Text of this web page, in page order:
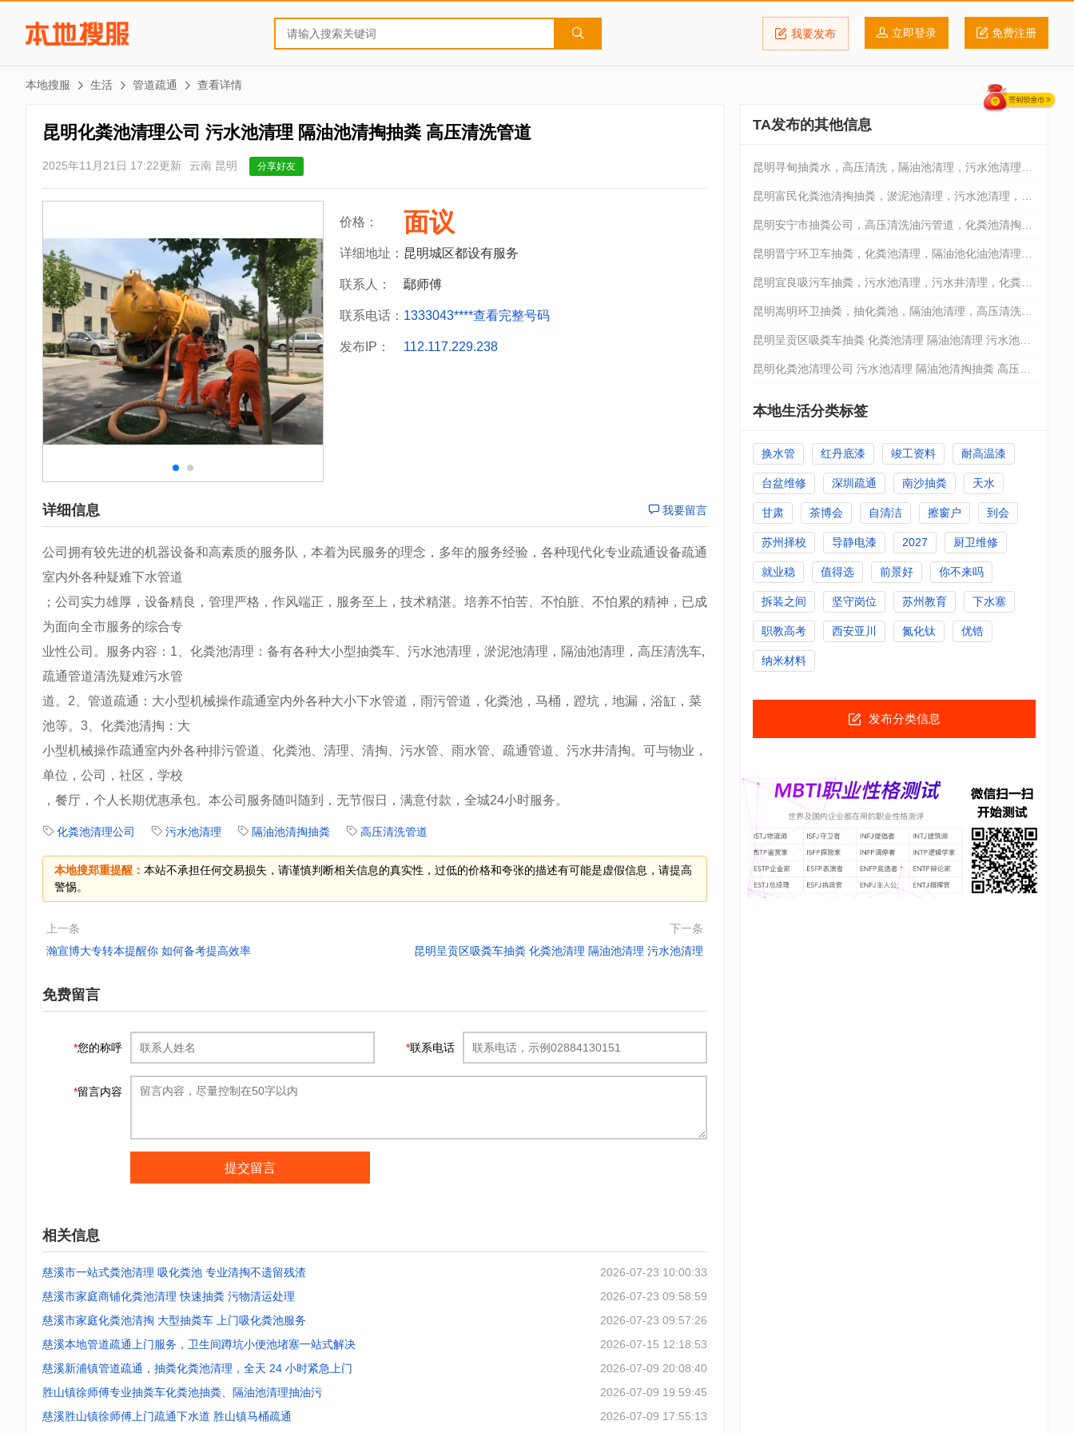
我要发布 立即登录 免费注册
本地搜服 生活 管道疏通 查看详情
昆明化粪池清理公司 污水池清理 隔油池清掏抽粪 高压清洗管道
2025年11月21日 17:22更新 云南 昆明 分享好友
价格： 面议
详细地址： 昆明城区都设有服务
联系人： 鄢师傅
联系电话： 1333043****查看完整号码
发布IP： 112.117.229.238
详细信息 我要留言
公司拥有较先进的机器设备和高素质的服务队，本着为民服务的理念，多年的服务经验，各种现代化专业疏通设备疏通
室内外各种疑难下水管道
；公司实力雄厚，设备精良，管理严格，作风端正，服务至上，技术精湛。培养不怕苦、不怕脏、不怕累的精神，已成
为面向全市服务的综合专
业性公司。服务内容：1、化粪池清理：备有各种大小型抽粪车、污水池清理，淤泥池清理，隔油池清理，高压清洗车,
疏通管道清洗疑难污水管
道。2、管道疏通：大小型机械操作疏通室内外各种大小下水管道，雨污管道，化粪池，马桶，蹬坑，地漏，浴缸，菜
池等。3、化粪池清掏：大
小型机械操作疏通室内外各种排污管道、化粪池、清理、清掏、污水管、雨水管、疏通管道、污水井清掏。可与物业，
单位，公司，社区，学校
，餐厅，个人长期优惠承包。本公司服务随叫随到，无节假日，满意付款，全城24小时服务。
化粪池清理公司 污水池清理 隔油池清掏抽粪 高压清洗管道
本地搜郑重提醒： 本站不承担任何交易损失，请谨慎判断相关信息的真实性，过低的价格和夸张的描述有可能是虚假信息，请提高
警惕。
上一条
瀚宣博大专转本提醒你 如何备考提高效率
下一条
昆明呈贡区吸粪车抽粪 化粪池清理 隔油池清理 污水池清理
免费留言
*您的称呼 *联系电话
*留言内容
提交留言
相关信息
慈溪市一站式粪池清理 吸化粪池 专业清掏不遗留残渣
2026-07-23 10:00:33
慈溪市家庭商铺化粪池清理 快速抽粪 污物清运处理
2026-07-23 09:58:59
慈溪市家庭化粪池清掏 大型抽粪车 上门吸化粪池服务
2026-07-23 09:57:26
慈溪本地管道疏通上门服务，卫生间蹲坑小便池堵塞一站式解决
2026-07-15 12:18:53
慈溪新浦镇管道疏通，抽粪化粪池清理，全天 24 小时紧急上门
2026-07-09 20:08:40
胜山镇徐师傅专业抽粪车化粪池抽粪、隔油池清理抽油污
2026-07-09 19:59:45
慈溪胜山镇徐师傅上门疏通下水道 胜山镇马桶疏通
2026-07-09 17:55:13
TA发布的其他信息
昆明寻甸抽粪水，高压清洗，隔油池清理，污水池清理，
化粪池清理
昆明富民化粪池清掏抽粪，淤泥池清理，污水池清理，隔
油池清理
昆明安宁市抽粪公司，高压清洗油污管道，化粪池清掏，
隔油池清理
昆明晋宁环卫车抽粪，化粪池清理，隔油池化油池清理，
污水池清理
昆明宜良吸污车抽粪，污水池清理，污水井清理，化粪池
隔油池清理
昆明嵩明环卫抽粪，抽化粪池，隔油池清理，高压清洗油
污管道
昆明呈贡区吸粪车抽粪 化粪池清理 隔油池清理 污水池清
理
昆明化粪池清理公司 污水池清理 隔油池清掏抽粪 高压清
本地生活分类标签
换水管 红丹底漆 竣工资料 耐高温漆
台盆维修 深圳疏通 南沙抽粪 天水
甘肃 茶博会 自清洁 擦窗户 到会
苏州择校 导静电漆 2027 厨卫维修
就业稳 值得选 前景好 你不来吗
拆装之间 坚守岗位 苏州教育 下水塞
职教高考 西安亚川 氮化钛 优锆
纳米材料
发布分类信息